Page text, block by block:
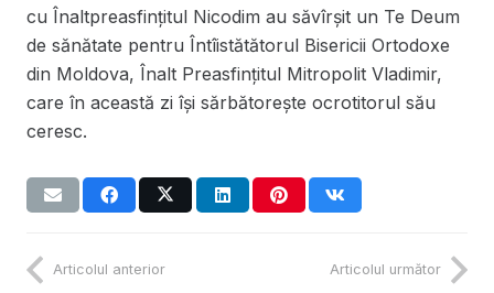
cu Înaltpreasfinţitul Nicodim au săvîrşit un Te Deum
de sănătate pentru Întîistătătorul Bisericii Ortodoxe
din Moldova, Înalt Preasfinţitul Mitropolit Vladimir,
care în această zi îşi sărbătoreşte ocrotitorul său
ceresc.
Articolul anterior Articolul următor